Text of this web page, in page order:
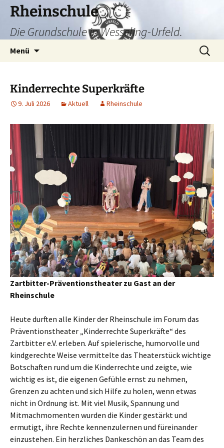
Zum
Inhalt
springen
Rheinschule
Die Grundschule in Wesseling-Urfeld.
Menü
Suchen
nach:
Kinderrechte Superkräfte
9. Juli 2026 Aktuell Rheinschule
Zartbitter-Präventionstheater zu Gast an der
Rheinschule
Heute durften alle Kinder der Rheinschule im Forum das
Präventionstheater „Kinderrechte Superkräfte“ des
Zartbitter e.V. erleben. Auf spielerische, humorvolle und
kindgerechte Weise vermittelte das Theaterstück wichtige
Botschaften rund um die Kinderrechte und zeigte, wie
wichtig es ist, die eigenen Gefühle ernst zu nehmen,
Grenzen zu achten und sich Hilfe zu holen, wenn etwas
nicht in Ordnung ist. Mit viel Musik, Spannung und
Mitmachmomenten wurden die Kinder gestärkt und
ermutigt, ihre Rechte kennenzulernen und füreinander
einzustehen. Ein herzliches Dankeschön an das Team des